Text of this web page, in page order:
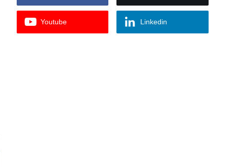
Youtube Linkedin